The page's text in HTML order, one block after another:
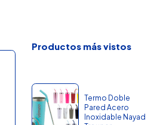
Productos más vistos
Termo Doble
Pared Acero
Inoxidable Nayad